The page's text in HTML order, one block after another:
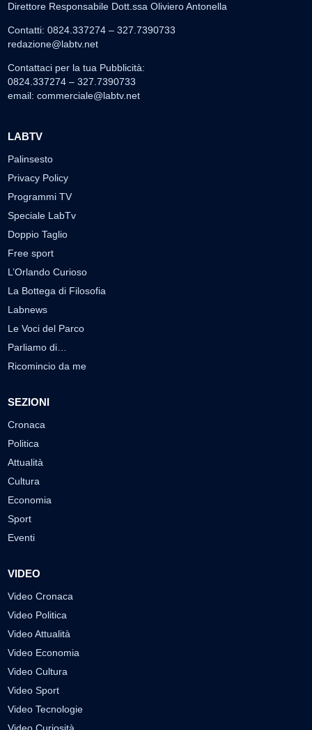
Direttore Responsabile Dott.ssa Oliviero Antonella
Contatti: 0824.337274 – 327.7390733
redazione@labtv.net
Contattaci per la tua Pubblicità:
0824.337274 – 327.7390733
email: commerciale@labtv.net
LABTV
Palinsesto
Privacy Policy
Programmi TV
Speciale LabTv
Doppio Taglio
Free sport
L’Orlando Curioso
La Bottega di Filosofia
Labnews
Le Voci del Parco
Parliamo di…
Ricomincio da me
SEZIONI
Cronaca
Politica
Attualità
Cultura
Economia
Sport
Eventi
VIDEO
Video Cronaca
Video Politica
Video Attualità
Video Economia
Video Cultura
Video Sport
Video Tecnologie